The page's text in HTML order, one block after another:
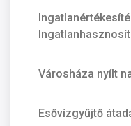
Városháza nyílt
Esővízgyűjtő